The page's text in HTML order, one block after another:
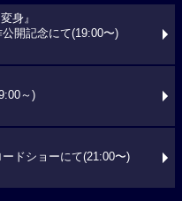
身』
開記念にて(19:00〜)
～)
ドショーにて(21:00〜)